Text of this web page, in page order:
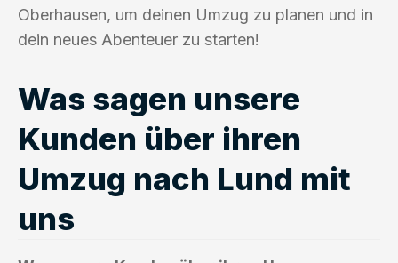
Oberhausen, um deinen Umzug zu planen und in
dein neues Abenteuer zu starten!
Was sagen unsere
Kunden über ihren
Umzug nach Lund mit
uns